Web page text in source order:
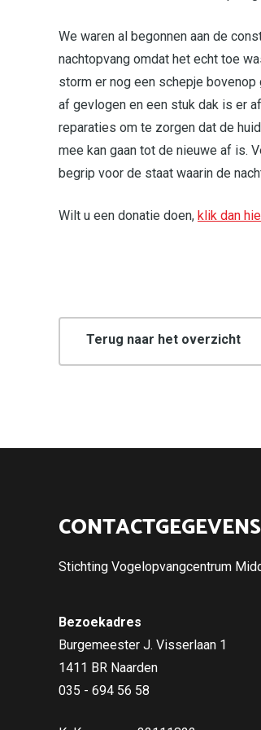
We waren al begonnen aan de
nachtopvang omdat het echt toe
storm er nog een schepje
af gevlogen en een stuk dak is er
reparaties om te zorgen dat de
mee kan gaan tot de nieuwe af is.
begrip voor de staat waarin de
Wilt u een donatie doen, klik dan
Terug naar het overzicht
CONTACTGEGEVENS
Stichting Vogelopvangcentrum
Bezoekadres
Burgemeester J. Visserlaan 1
1411 BR Naarden
035 - 694 56 58